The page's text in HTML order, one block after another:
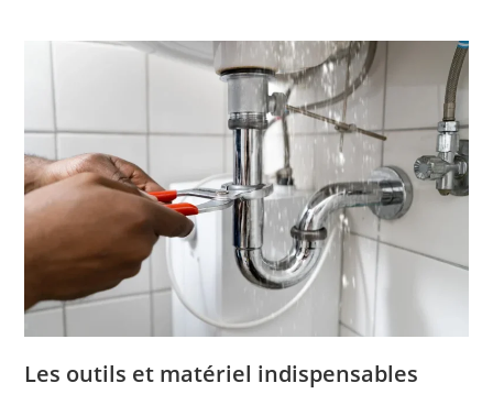
Les outils et matériel indispensables